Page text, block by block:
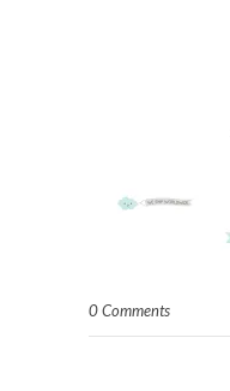
0 Comments